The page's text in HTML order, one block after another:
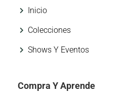
Inicio
Colecciones
Shows Y Eventos
Compra Y Aprende